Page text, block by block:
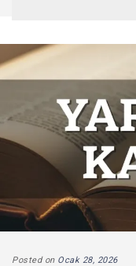
Posted on Ocak 28, 2026